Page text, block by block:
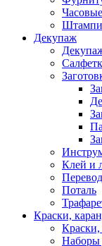
Декупаж
Клей и
Поталь
Краски,
Краски,
Наборы